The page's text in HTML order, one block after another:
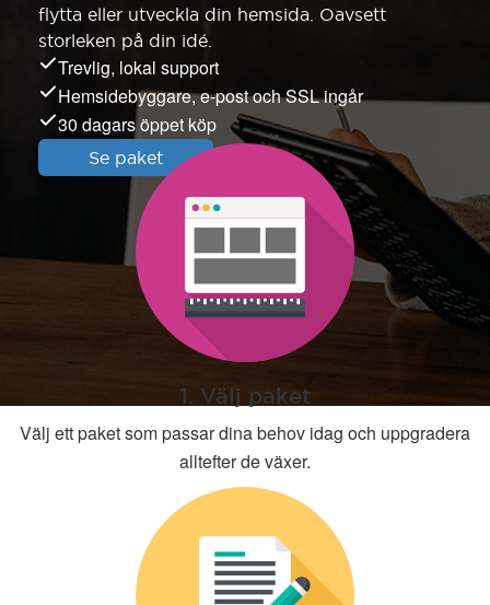
flytta eller utveckla din hemsida. Oavsett
storleken på din idé.
Trevlig, lokal support
Hemsidebyggare, e-post och SSL ingår
30 dagars öppet köp
Se paket
1. Välj paket
Välj ett paket som passar dina behov idag och uppgradera
alltefter de växer.